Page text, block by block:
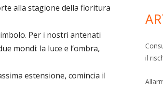
alla stagione della fioritura
Per i nostri antenati
mondi: la luce e l’ombra,
estensione, comincia il
il